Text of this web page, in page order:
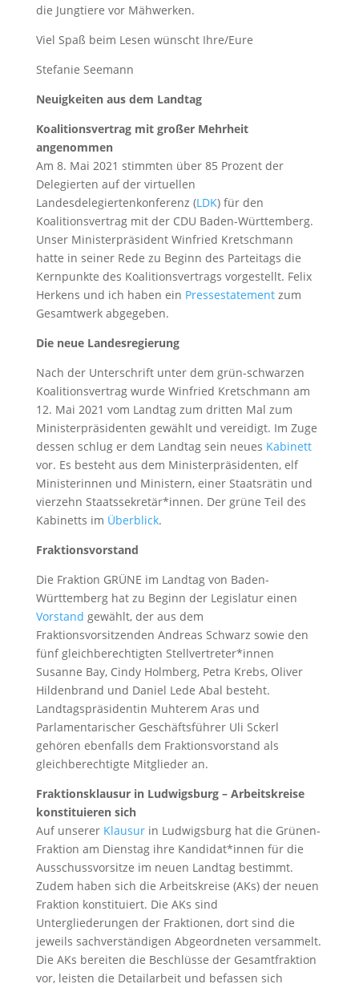
die Jungtiere vor Mähwerken.
Viel Spaß beim Lesen wünscht Ihre/Eure
Stefanie Seemann
Neuigkeiten aus dem Landtag
Koalitionsvertrag mit großer Mehrheit
angenommen
Am 8. Mai 2021 stimmten über 85 Prozent der
Delegierten auf der virtuellen
Landesdelegiertenkonferenz (LDK) für den
Koalitionsvertrag mit der CDU Baden-Württemberg.
Unser Ministerpräsident Winfried Kretschmann
hatte in seiner Rede zu Beginn des Parteitags die
Kernpunkte des Koalitionsvertrags vorgestellt. Felix
Herkens und ich haben ein Pressestatementzum
Gesamtwerk abgegeben.
Die neue Landesregierung
Nach der Unterschrift unter dem grün-schwarzen
Koalitionsvertrag wurde Winfried Kretschmann am
12. Mai 2021 vom Landtag zum dritten Mal zum
Ministerpräsidenten gewählt und vereidigt. Im Zuge
dessen schlug er dem Landtag sein neues Kabinett
vor. Es besteht aus dem Ministerpräsidenten, elf
Ministerinnen und Ministern, einer Staatsrätin und
vierzehn Staatssekretär*innen. Der grüne Teil des
Kabinetts im Überblick.
Fraktionsvorstand
Die Fraktion GRÜNE im Landtag von Baden-
Württemberg hat zu Beginn der Legislatur einen
Vorstand gewählt, der aus dem
Fraktionsvorsitzenden Andreas Schwarz sowie den
fünf gleichberechtigten Stellvertreter*innen
Susanne Bay, Cindy Holmberg, Petra Krebs, Oliver
Hildenbrand und Daniel Lede Abal besteht.
Landtagspräsidentin Muhterem Aras und
Parlamentarischer Geschäftsführer Uli Sckerl
gehören ebenfalls dem Fraktionsvorstand als
gleichberechtigte Mitglieder an.
Fraktionsklausur in Ludwigsburg – Arbeitskreise
konstituieren sich
Auf unserer Klausurin Ludwigsburg hat die Grünen-
Fraktion am Dienstag ihre Kandidat*innen für die
Ausschussvorsitze im neuen Landtag bestimmt.
Zudem haben sich die Arbeitskreise (AKs) der neuen
Fraktion konstituiert. Die AKs sind
Untergliederungen der Fraktionen, dort sind die
jeweils sachverständigen Abgeordneten versammelt.
Die AKs bereiten die Beschlüsse der Gesamtfraktion
vor, leisten die Detailarbeit und befassen sich